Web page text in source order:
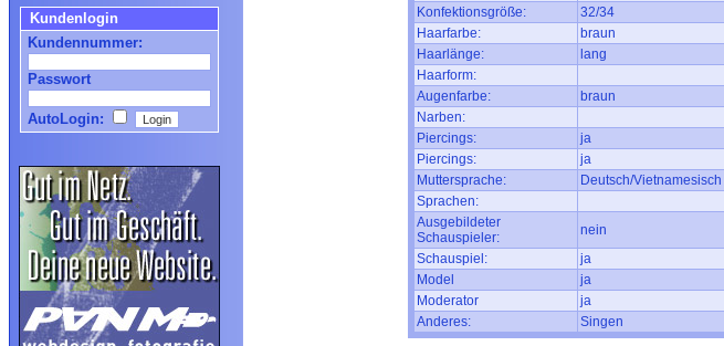
Kundenlogin
Kundennummer:
Passwort
AutoLogin:
Konfektionsgröße:
32/34
Haarfarbe:
braun
Haarlänge:
lang
Haarform:
Augenfarbe:
braun
Narben:
Piercings:
ja
Piercings:
ja
Muttersprache:
Deutsch/Vietnamesisch
Sprachen:
Ausgebildeter
Schauspieler:
nein
Schauspiel:
ja
Model
ja
Moderator
ja
Anderes:
Singen